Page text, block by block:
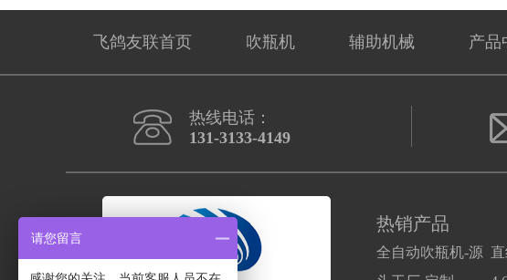
飞鸽友联首页 吹瓶机 辅助机械 产品
热线电话：
131-3133-4149
热销产品
全自动吹瓶机-源
请您留言